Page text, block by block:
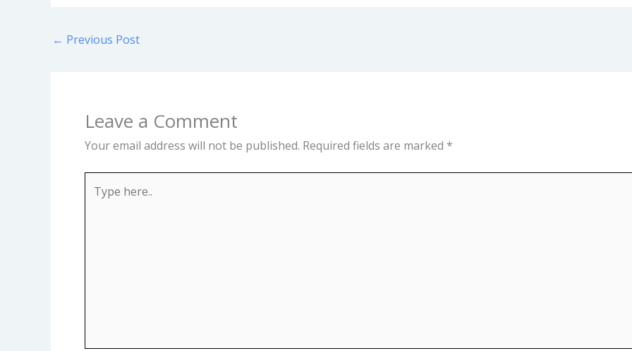
← Previous Post
Leave a Comment
Your email address will not be published. Required fields are marked *
here..